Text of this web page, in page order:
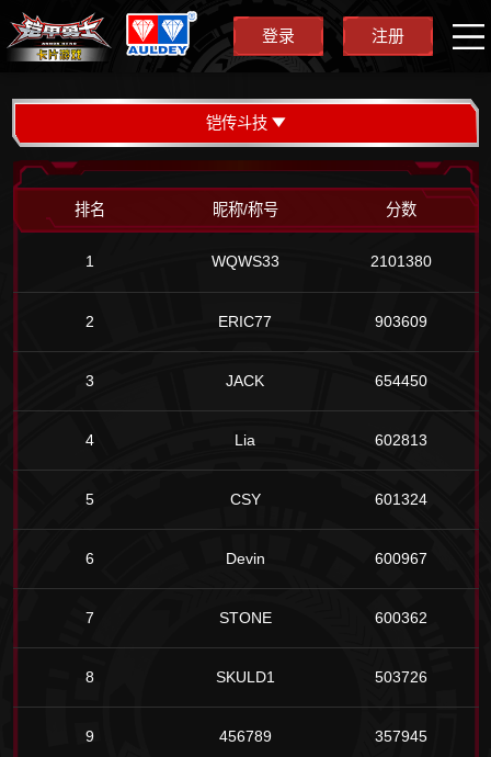
登录 注册
铠传斗技
排名 昵称/称号 分数
1 WQWS33 2101380
2 ERIC77 903609
3 JACK 654450
4 Lia 602813
5 CSY 601324
6 Devin 600967
7 STONE 600362
8 SKULD1 503726
9 456789 357945